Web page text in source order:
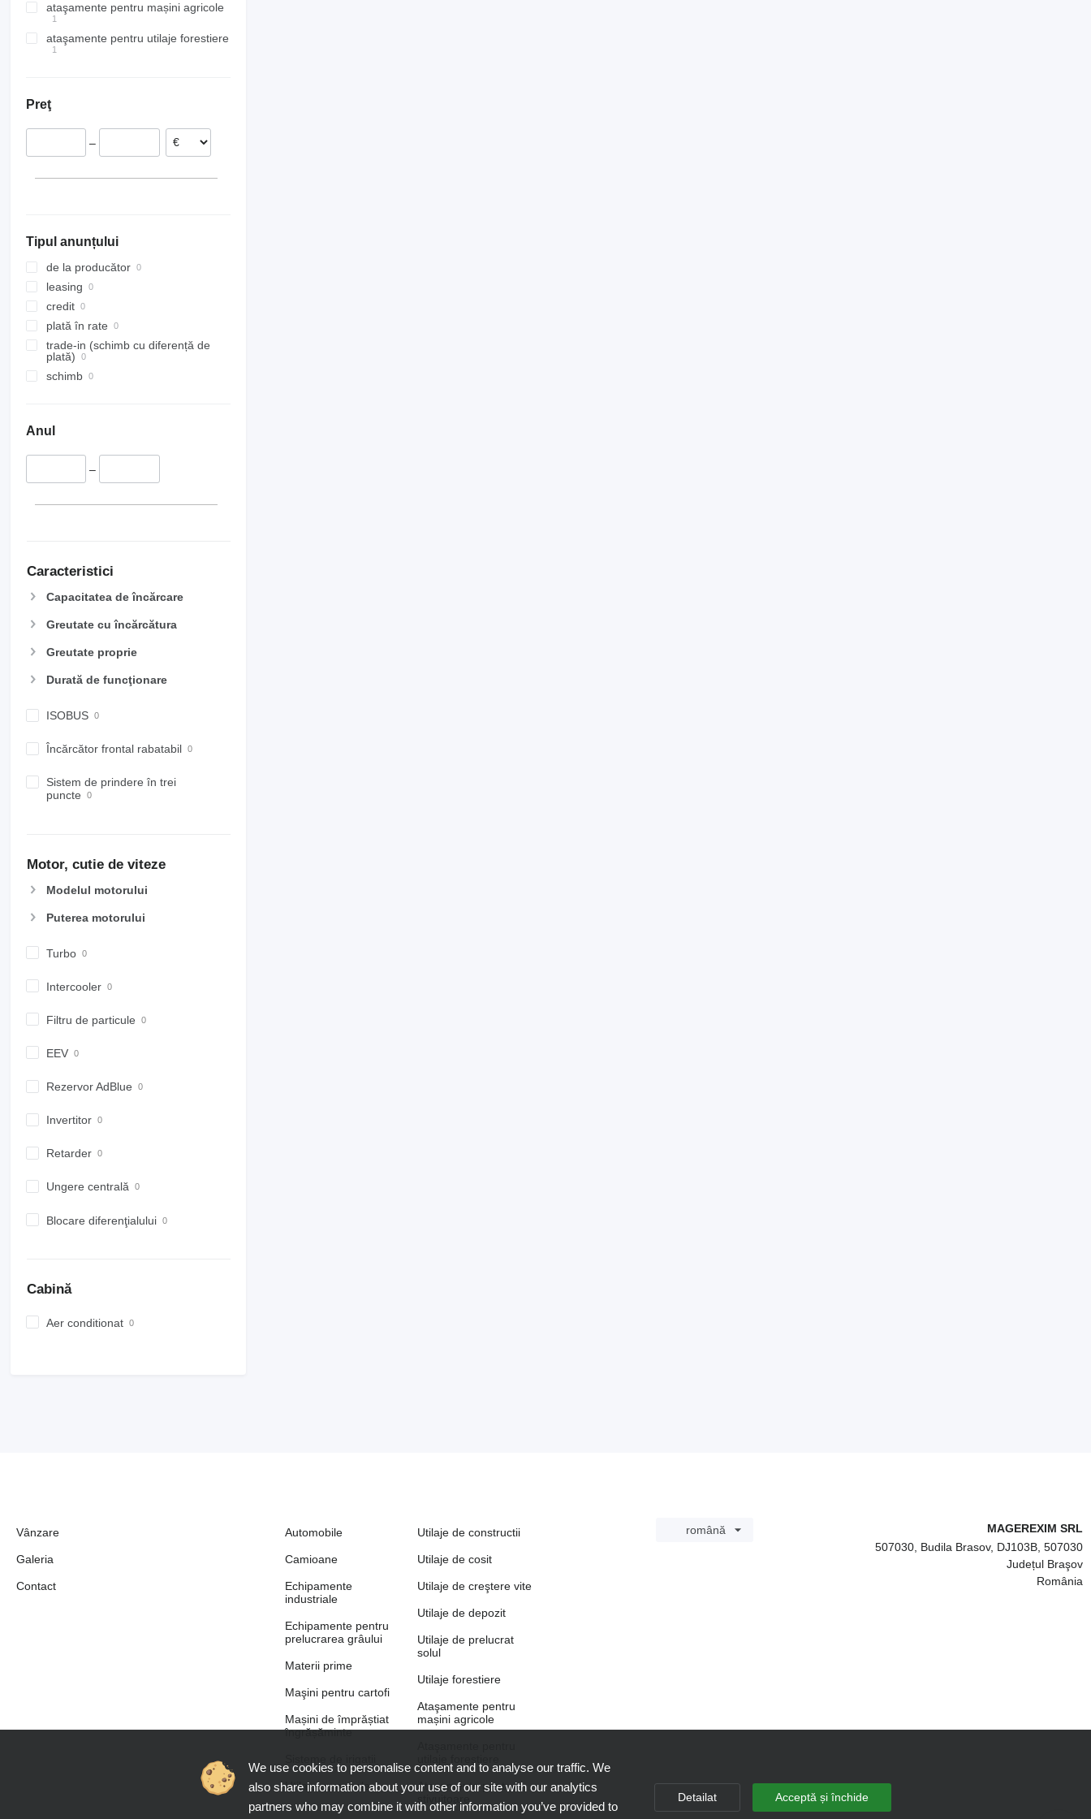
We use cookies to personalise content and to analyse our traffic. We
also share information about your use of our site with our analytics
partners who may combine it with other information you’ve provided to
Acceptă și închide
Detailat
buldoexcavatoare
încărcătoare multifuncționale
mini cilindri compactori
platforme aeriene
materiale pentru pereți
rotatoare pentru stivuitoare
ataşamente pentru mașini agricole
cupe pentru siloz
ataşamente pentru utilaje forestiere
Preţ
–
Tipul anunțului
de la producător
leasing
credit
plată în rate
trade-in (schimb cu diferență de
plată)
schimb
Anul
–
Caracteristici
Capacitatea de încărcare
Greutate cu încărcătura
Greutate proprie
Durată de funcţionare
ISOBUS
Încărcător frontal rabatabil
Sistem de prindere în trei
puncte
Motor, cutie de viteze
Modelul motorului
Puterea motorului
Turbo
Intercooler
Filtru de particule
EEV
Rezervor AdBlue
Invertitor
Retarder
Ungere centrală
Blocare diferenţialului
Cabină
Aer conditionat
Vânzare
Galeria
Contact
română
MAGEREXIM SRL
507030, Budila Brasov, DJ103B, 507030
Județul Braşov
România
Automobile
Camioane
Echipamente
industriale
Echipamente pentru
prelucrarea grâului
Materii prime
Maşini pentru cartofi
Mașini de împrăștiat
îngrășăminte
Utilaje comunale
Utilaje de constructii
Utilaje de cosit
Utilaje de creştere vite
Utilaje de depozit
Utilaje de prelucrat
solul
Utilaje forestiere
Ataşamente pentru
mașini agricole
Ataşamente pentru